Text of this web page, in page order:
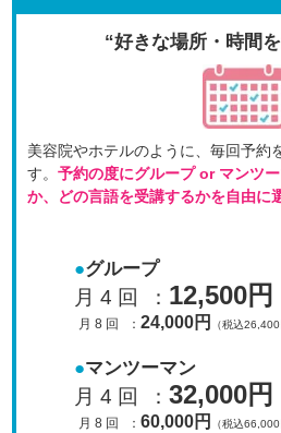
“好きな場所・時間
美容院やホテルのように、毎回予約
す。 予約の度にグループ or マンツー
か、どの言語を受講するかを自由に
グループ
月 4 回 ： 12,500円
月 8 回 ：24,000円 （税込26,400
マンツーマン
月 4 回 ： 32,000円
月 8 回 ：60,000円 （税込66,000